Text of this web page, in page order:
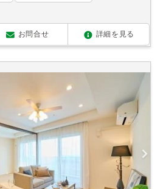
お問合せ 詳細を見る